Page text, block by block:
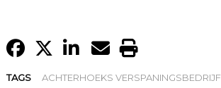
TAGS ACHTERHOEKS VERSPANINGSBEDRIJF